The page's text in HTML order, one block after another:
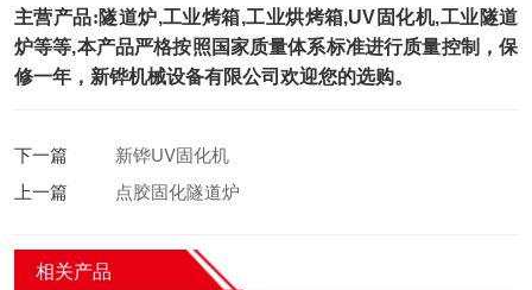
主营产品:隧道炉,工业烤箱,工业烘烤箱,UV 固化机,工业隧道
炉等等,本产品严格按照国家质量体系标准进行质量控制，保
修一年， 新铧机械设备有限公司欢迎您的选购。
下一篇
新铧UV固化机
上一篇
点胶固化隧道炉
相关产品